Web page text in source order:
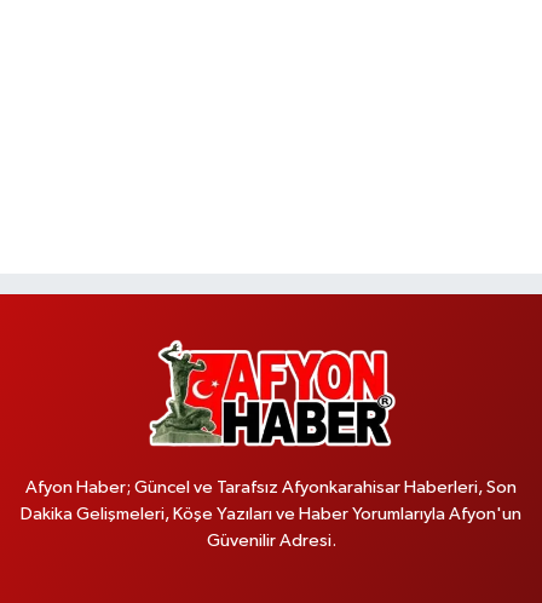
Afyon Haber; Güncel ve Tarafsız Afyonkarahisar Haberleri, Son
Dakika Gelişmeleri, Köşe Yazıları ve Haber Yorumlarıyla Afyon'un
Güvenilir Adresi.